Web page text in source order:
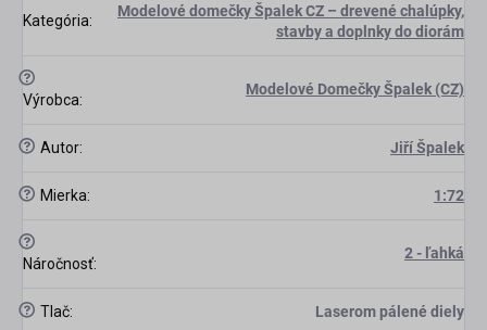
Kategória:
Modelové domečky Špalek CZ – drevené chalúpky,
stavby a doplnky do diorám
?
Výrobca:
Modelové Domečky Špalek (CZ)
? Autor: Jiří Špalek
? Mierka: 1:72
?
Náročnosť:
2 - ľahká
? Tlač: Laserom pálené diely